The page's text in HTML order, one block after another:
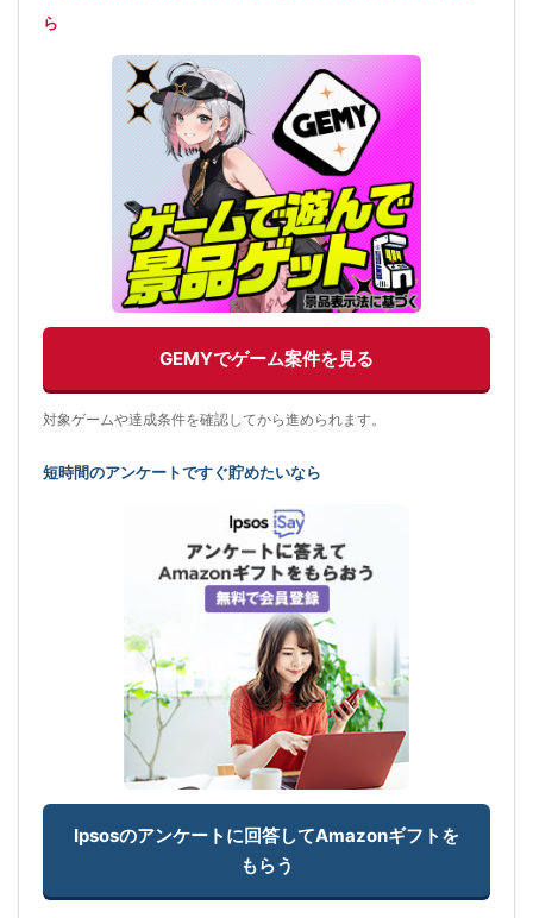
ら
GEMYでゲーム案件を見る
対象ゲームや達成条件を確認してから進められます。
短時間のアンケートですぐ貯めたいなら
Ipsosのアンケートに回答してAmazonギフトを
もらう